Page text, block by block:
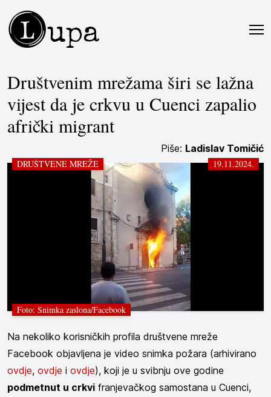
Lupa
Društvenim mrežama širi se lažna
vijest da je crkvu u Cuenci zapalio
afrički migrant
Piše: Ladislav Tomičić
DRUŠTVENE MREŽE 19.11.2024.
Foto: Snimka zaslona/Facebook
Na nekoliko korisničkih profila društvene mreže
Facebook objavljena je video snimka požara (arhivirano
ovdje, ovdje i ovdje), koji je u svibnju ove godine
podmetnut u crkvi franjevačkog samostana u Cuenci,